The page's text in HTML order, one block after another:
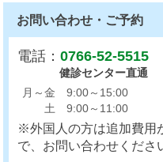
お問い合わせ・ご予約
電話：0766-52-5515
健診センター直通
月～金
9:00～15:00
土
9:00～11:00
※外国人の方は追加費用
で、お問い合わせくださ